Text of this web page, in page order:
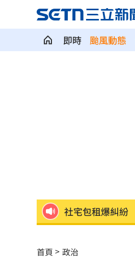
即時 颱風動態
社宅包租爆糾紛
泰國校園槍擊案
首頁 政治